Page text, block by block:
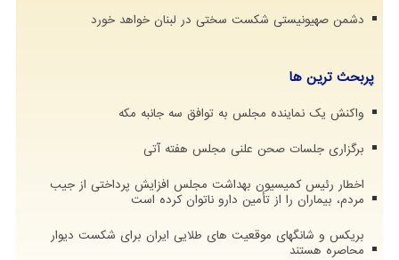
دشمن صهیونیستی شکست سختی در لبنان خواهد خورد
پربحث ترین ها
واکنش یک نماینده مجلس به توافق سه جانبه مکه
برگزاری جلسات صحن علنی مجلس هفته آتی
اخطار رئیس کمیسیون بهداشت مجلس افزایش پرداختی از جیب
مردم، بیماران را از تأمین دارو ناتوان کرده است
بریکس و شانگهای موقعیت های طلایی ایران برای شکست دیوار
محاصره هستند